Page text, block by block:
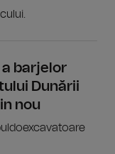
barjelor
Dunării
nou